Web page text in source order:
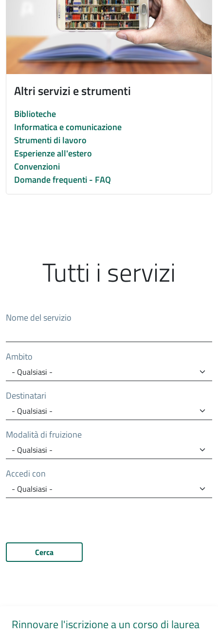
Altri servizi e strumenti
Biblioteche
Informatica e comunicazione
Strumenti di lavoro
Esperienze all'estero
Convenzioni
Domande frequenti - FAQ
Tutti i servizi
Nome del servizio
Ambito
Destinatari
Modalità di fruizione
Accedi con
Cerca
Rinnovare l'iscrizione a un corso di laurea